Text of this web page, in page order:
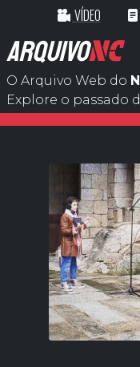
VÍDEO
ARQUIVONC
O Arquivo Web do
Explore o passado